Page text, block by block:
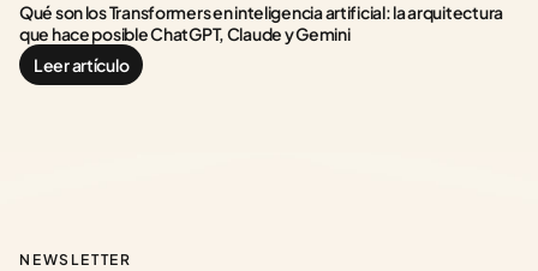
Qué son los Transformers en inteligencia artificial: la arquitectura
que hace posible ChatGPT, Claude y Gemini
Leer artículo
NEWSLETTER